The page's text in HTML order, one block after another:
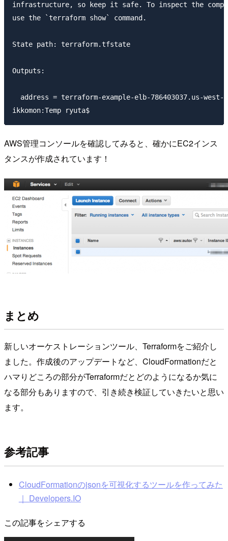
infrastructure, so keep it safe. To inspect the
use the `terraform show` command.
State path: terraform.tfstate
Outputs:
address = terraform-example-elb-786403037.us-west-
AWS管理コンソールを確認してみると、確かにEC2インス
タンスが作成されています！
まとめ
新しいオーケストレーションツール、Terraformをご紹介し
ました。作成後のアップデートなど、CloudFormationだと
ハマりどころの部分がTerraformだとどのようになるか気に
なる部分もありますので、引き続き検証していきたいと思い
ます。
参考記事
CloudFormationのjsonを可視化するツールを作ってみた
｜ Developers.IO
この記事をシェアする